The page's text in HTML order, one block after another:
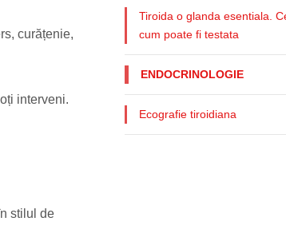
curățenie,
interveni.
stilul de
Tiroida o glanda esentiala.
cum poate fi testata
ENDOCRINOLOGIE
Ecografie tiroidiana